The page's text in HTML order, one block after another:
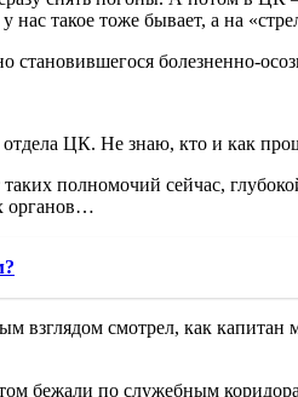
такое тоже бывает, а на
становившегося болезненно-
ЦК. Не знаю, кто и как
полномочий сейчас,
органов…
взглядом смотрел, как
бежали по служебным